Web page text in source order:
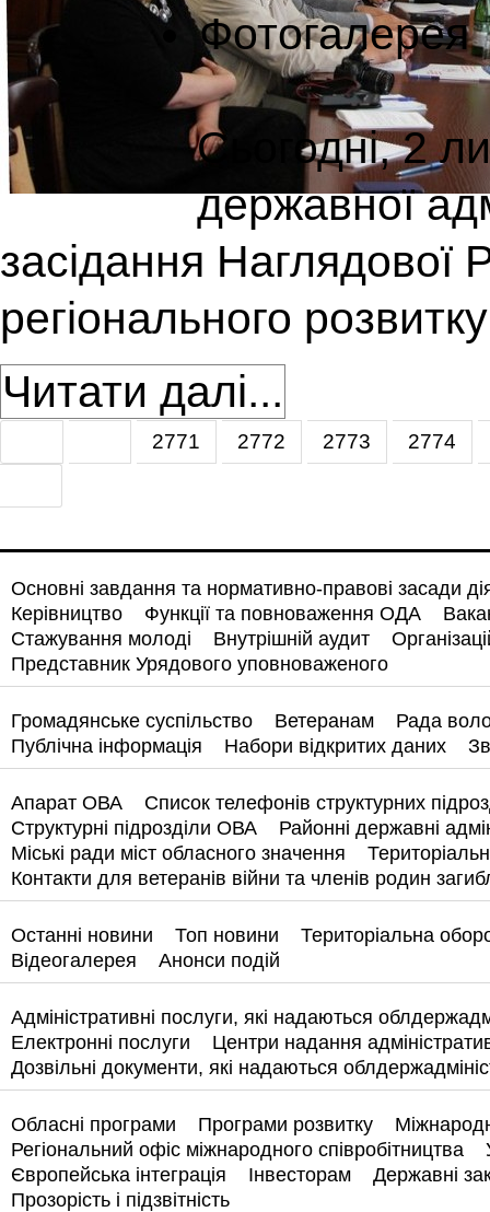
Фотогалерея
Сьогодні, 2
державної
засідання Наглядової
регіонального
Читати далі...
2771 2772 2773 2774
Основні завдання та нормативно-правові засади
Керівництво
Функції та повноваження ОДА
Стажування молоді
Внутрішній аудит
Представник Урядового уповноваженого
Громадянське суспільство Ветеранам
Рада
Публічна інформація
Набори відкритих даних
Апарат ОВА
Список телефонів структурних
Структурні підрозділи ОВА
Районні державні
Міські ради міст обласного значення
Контакти для ветеранів війни та членів родин
Останні новини Топ новини
Територіальна
Відеогалерея
Анонси подій
Адміністративні послуги, які надаються
Електронні послуги
Центри надання
Дозвільні документи, які надаються
Обласні програми Програми розвитку
Регіональний офіс міжнародного співробітництва
Європейська інтеграція
Інвесторам
Державні
Прозорість і підзвітність